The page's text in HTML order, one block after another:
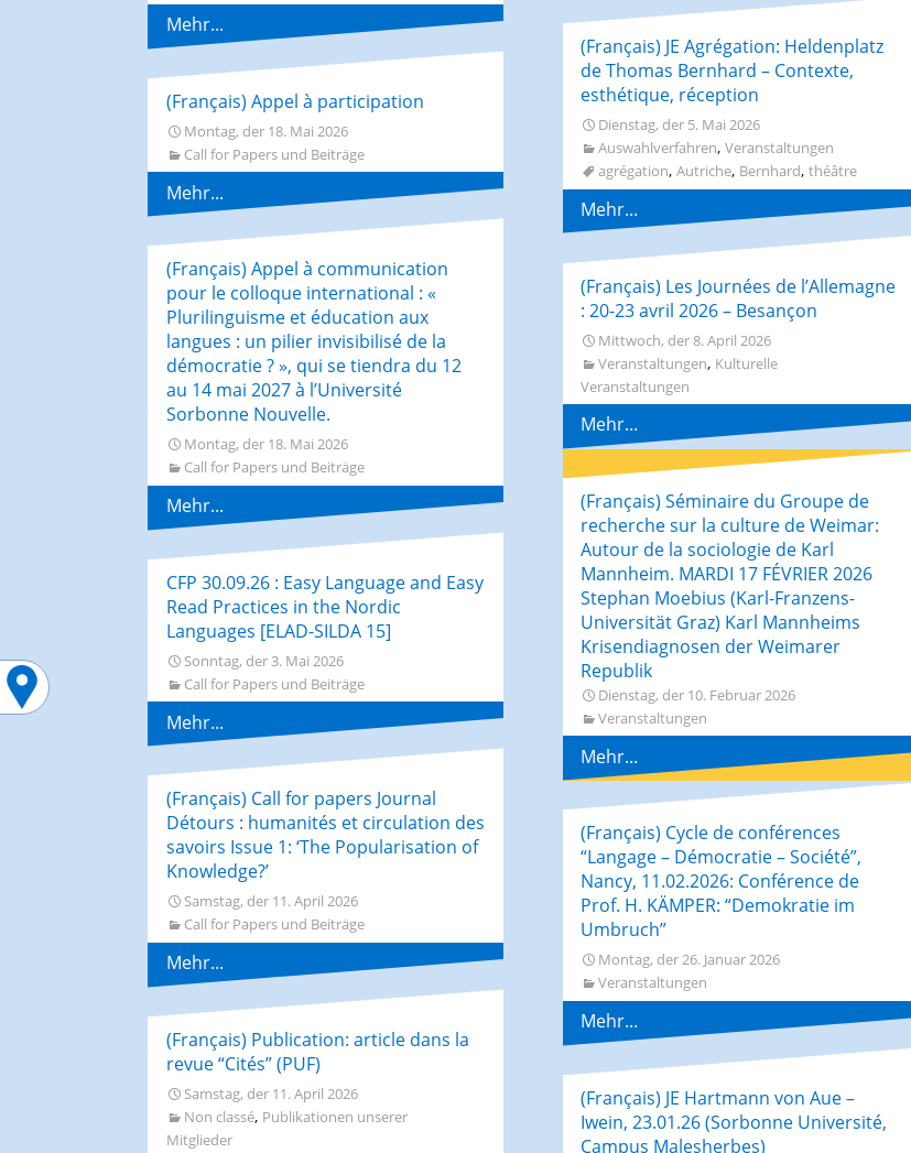
Mehr...
(Français) Appel à participation
Montag, der 18. Mai 2026
Call for Papers und Beiträge
Mehr...
(Français) Appel à communication
pour le colloque international : «
Plurilinguisme et éducation aux
langues : un pilier invisibilisé de la
démocratie ? », qui se tiendra du 12
au 14 mai 2027 à l’Université
Sorbonne Nouvelle.
Montag, der 18. Mai 2026
Call for Papers und Beiträge
Mehr...
CFP 30.09.26 : Easy Language and Easy
Read Practices in the Nordic
Languages [ELAD-SILDA 15]
Sonntag, der 3. Mai 2026
Call for Papers und Beiträge
Mehr...
(Français) Call for papers Journal
Détours : humanités et circulation des
savoirs Issue 1: ‘The Popularisation of
Knowledge?’
Samstag, der 11. April 2026
Call for Papers und Beiträge
Mehr...
(Français) Publication: article dans la
revue “Cités” (PUF)
Samstag, der 11. April 2026
Non classé, Publikationen unserer
Mitglieder
(Français) JE Agrégation: Heldenplatz
de Thomas Bernhard – Contexte,
esthétique, réception
Dienstag, der 5. Mai 2026
Auswahlverfahren, Veranstaltungen
agrégation, Autriche, Bernhard, théâtre
Mehr...
(Français) Les Journées de l’Allemagne
: 20-23 avril 2026 – Besançon
Mittwoch, der 8. April 2026
Veranstaltungen, Kulturelle
Veranstaltungen
Mehr...
(Français) Séminaire du Groupe de
recherche sur la culture de Weimar:
Autour de la sociologie de Karl
Mannheim. MARDI 17 FÉVRIER 2026
Stephan Moebius (Karl-Franzens-
Universität Graz) Karl Mannheims
Krisendiagnosen der Weimarer
Republik
Dienstag, der 10. Februar 2026
Veranstaltungen
Mehr...
(Français) Cycle de conférences
“Langage – Démocratie – Société”,
Nancy, 11.02.2026: Conférence de
Prof. H. KÄMPER: “Demokratie im
Umbruch”
Montag, der 26. Januar 2026
Veranstaltungen
Mehr...
(Français) JE Hartmann von Aue –
Iwein, 23.01.26 (Sorbonne Université,
Campus Malesherbes)